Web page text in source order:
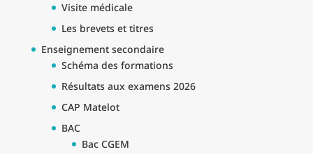
Visite médicale
Les brevets et titres
Enseignement secondaire
Schéma des formations
Résultats aux examens 2026
CAP Matelot
BAC
Bac CGEM